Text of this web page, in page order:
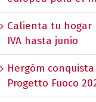
Calienta tu hogar
IVA hasta junio
Hergóm
Progetto Fuoco